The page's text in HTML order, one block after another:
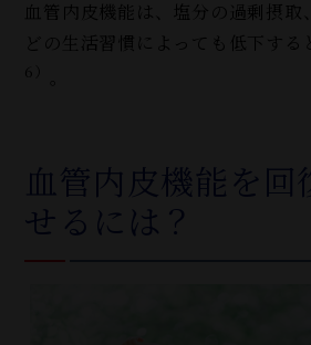
血管内皮機能は、塩分の過剰摂取
どの生活習慣によっても低下する
6）
血管内皮機能を回
せるには？